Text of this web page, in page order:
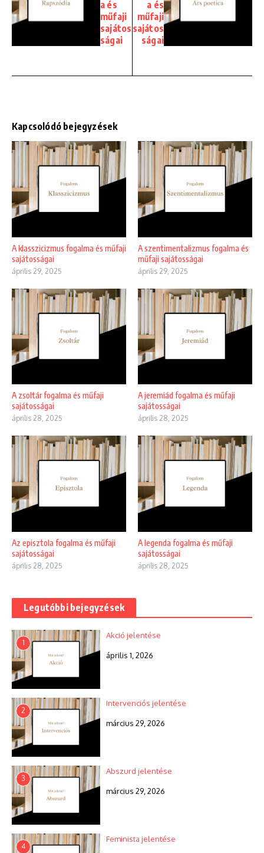
a és
műfaji
sajátos
ságai
a és
műfaji
sajátos
ságai
Kapcsolódó bejegyzések
A klasszicizmus fogalma és műfaji
sajátosságai
április 29, 2025
A szentimentalizmus fogalma és
műfaji sajátosságai
április 29, 2025
A zsoltár fogalma és műfaji
sajátosságai
április 28, 2025
A jeremiád fogalma és műfaji
sajátosságai
április 28, 2025
Az episztola fogalma és műfaji
sajátosságai
április 28, 2025
A legenda fogalma és műfaji
sajátosságai
április 28, 2025
Legutóbbi bejegyzések
1
Akció jelentése
április 1, 2026
2
Intervenciós jelentése
március 29, 2026
3
Abszurd jelentése
március 29, 2026
4
Feminista jelentése